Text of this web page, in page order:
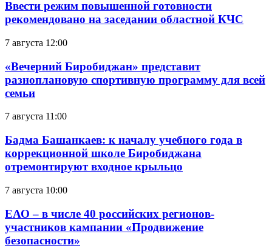
Ввести режим повышенной готовности
рекомендовано на заседании областной КЧС
7 августа 12:00
«Вечерний Биробиджан» представит
разноплановую спортивную программу для всей
семьи
7 августа 11:00
Бадма Башанкаев: к началу учебного года в
коррекционной школе Биробиджана
отремонтируют входное крыльцо
7 августа 10:00
ЕАО – в числе 40 российских регионов-
участников кампании «Продвижение
безопасности»